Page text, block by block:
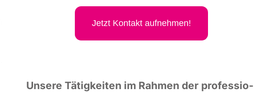
Jetzt Kon­takt aufnehmen!
Unse­re Tätig­kei­ten im Rah­men der pro­fes­sio­